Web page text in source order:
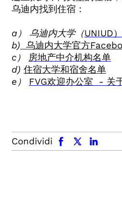
乌迪内找到住宿：
a ） 乌迪内大学（UNIUD
b) 乌迪内大学官方
c）
房地产中介机构名单
d) 住宿大学和宿舍名单
e ） FVG欢迎办公室 - 关
Condividi
facebook x.com linkedin